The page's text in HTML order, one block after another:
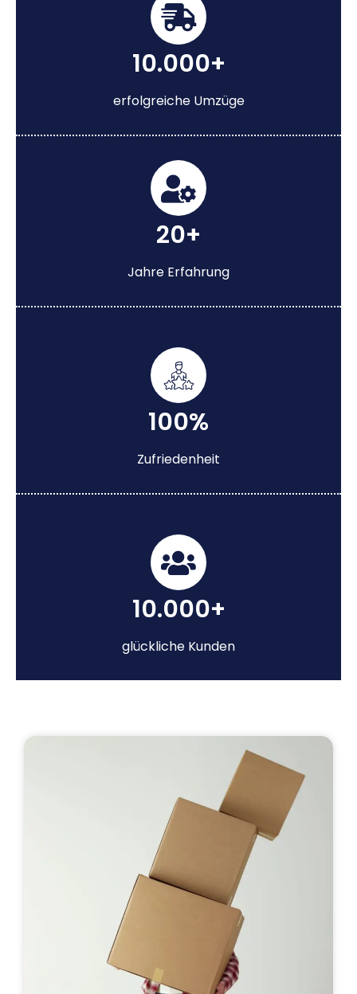
10.000+
erfolgreiche Umzüge
20+
Jahre Erfahrung
100%
Zufriedenheit
10.000+
glückliche Kunden